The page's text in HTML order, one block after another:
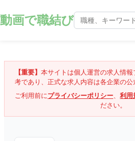
動画で職結び
【重要】 本サイトは個人運営の求人情
考であり、正式な求人内容は各企業の公
ご利用前にプライバシーポリシー、 利用
ださい。